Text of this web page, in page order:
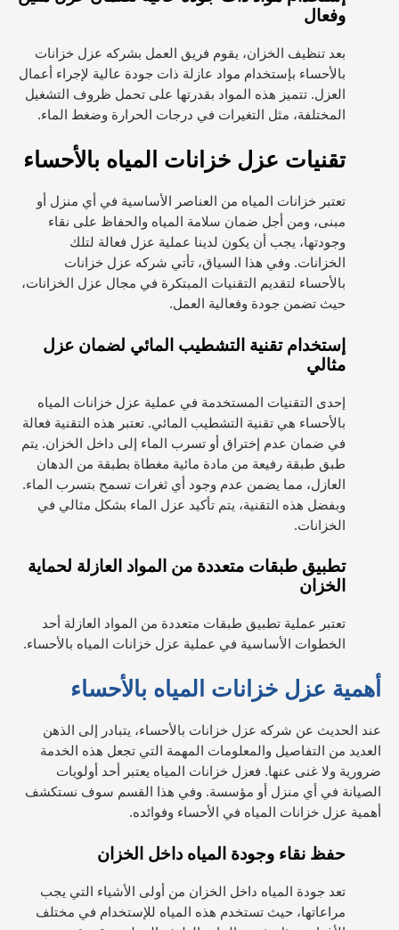
وفعال
بعد تنظيف الخزان، يقوم فريق العمل بشركه عزل خزانات
بالأحساء بإستخدام مواد عازلة ذات جودة عالية لإجراء أعمال
العزل. تتميز هذه المواد بقدرتها على تحمل ظروف التشغيل
المختلفة، مثل التغيرات في درجات الحرارة وضغط الماء.
تقنيات عزل خزانات المياه بالأحساء
تعتبر خزانات المياه من العناصر الأساسية في أي منزل أو
مبنى، ومن أجل ضمان سلامة المياه والحفاظ على نقاء
وجودتها، يجب أن يكون لدينا عملية عزل فعالة لتلك
الخزانات. وفي هذا السياق، تأتي شركه عزل خزانات
بالأحساء لتقديم التقنيات المبتكرة في مجال عزل الخزانات،
حيث تضمن جودة وفعالية العمل.
إستخدام تقنية التشطيب المائي لضمان عزل
مثالي
إحدى التقنيات المستخدمة في عملية عزل خزانات المياه
بالأحساء هي تقنية التشطيب المائي. تعتبر هذه التقنية فعالة
في ضمان عدم إختراق أو تسرب الماء إلى داخل الخزان. يتم
طبق طبقة رفيعة من مادة مائية مغطاة بطبقة من الدهان
العازل، مما يضمن عدم وجود أي ثغرات تسمح بتسرب الماء.
وبفضل هذه التقنية، يتم تأكيد عزل الماء بشكل مثالي في
الخزانات.
تطبيق طبقات متعددة من المواد العازلة لحماية
الخزان
تعتبر عملية تطبيق طبقات متعددة من المواد العازلة أحد
الخطوات الأساسية في عملية عزل خزانات المياه بالأحساء.
أهمية عزل خزانات المياه بالأحساء
عند الحديث عن شركه عزل خزانات بالأحساء، يتبادر إلى الذهن
العديد من التفاصيل والمعلومات المهمة التي تجعل هذه الخدمة
ضرورية ولا غنى عنها. فعزل خزانات المياه يعتبر أحد أولويات
الصيانة في أي منزل أو مؤسسة. وفي هذا القسم سوف نستكشف
أهمية عزل خزانات المياه في الأحساء وفوائده.
حفظ نقاء وجودة المياه داخل الخزان
تعد جودة المياه داخل الخزان من أولى الأشياء التي يجب
مراعاتها، حيث تستخدم هذه المياه للإستخدام في مختلف